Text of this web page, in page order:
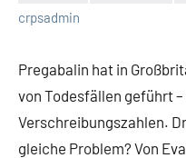
crpsadmin
Keine
Pregabalin hat in
von Todesfällen geführt
Verschreibungszahlen.
gleiche Problem? Von